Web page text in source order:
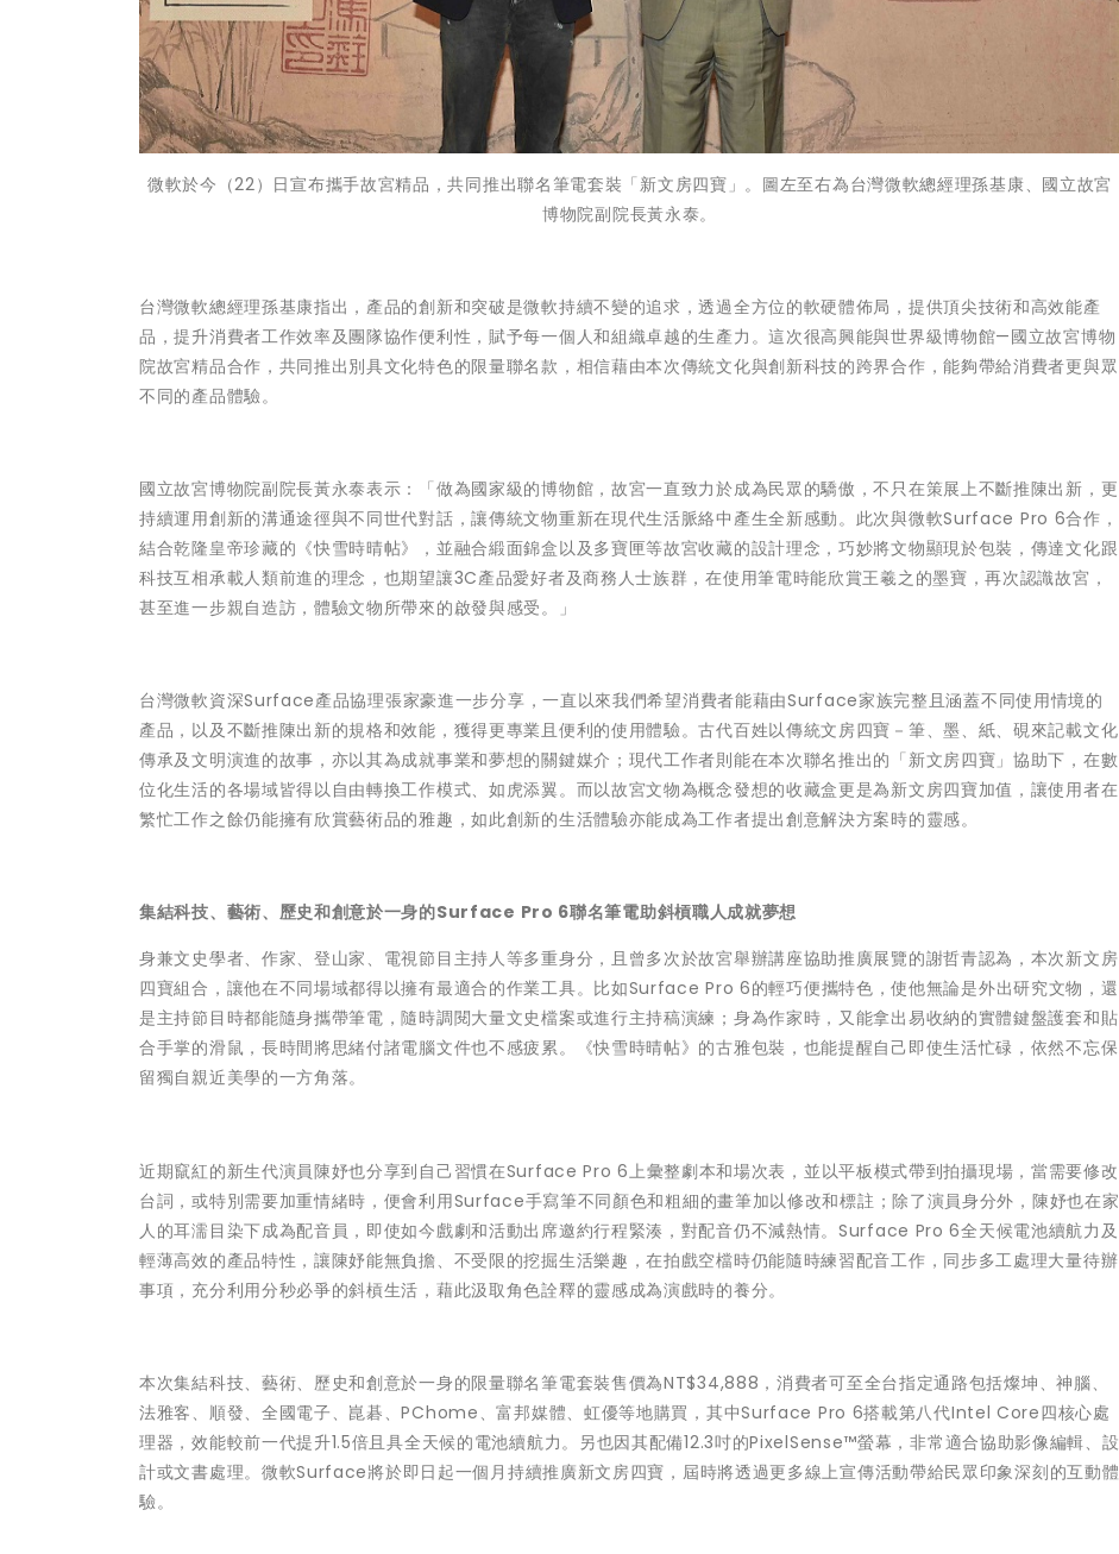
微軟於今（22）日宣布攜手故宮精品，共同推出聯名筆電套裝「新文房四寶」。圖左至右為台灣微軟總經理孫基康、國立故宮
博物院副院長黃永泰。
台灣微軟總經理孫基康指出，產品的創新和突破是微軟持續不變的追求，透過全方位的軟硬體佈局，提供頂尖技術和高效能產
品，提升消費者工作效率及團隊協作便利性，賦予每一個人和組織卓越的生產力。這次很高興能與世界級博物館—國立故宮博物
院故宮精品合作，共同推出別具文化特色的限量聯名款，相信藉由本次傳統文化與創新科技的跨界合作，能夠帶給消費者更與眾
不同的產品體驗。
國立故宮博物院副院長黃永泰表示：「做為國家級的博物館，故宮一直致力於成為民眾的驕傲，不只在策展上不斷推陳出新，更
持續運用創新的溝通途徑與不同世代對話，讓傳統文物重新在現代生活脈絡中產生全新感動。此次與微軟Surface Pro 6合作，
結合乾隆皇帝珍藏的《快雪時晴帖》，並融合緞面錦盒以及多寶匣等故宮收藏的設計理念，巧妙將文物顯現於包裝，傳達文化跟
科技互相承載人類前進的理念，也期望讓3C產品愛好者及商務人士族群，在使用筆電時能欣賞王羲之的墨寶，再次認識故宮，
甚至進一步親自造訪，體驗文物所帶來的啟發與感受。」
台灣微軟資深Surface產品協理張家豪進一步分享，一直以來我們希望消費者能藉由Surface家族完整且涵蓋不同使用情境的
產品，以及不斷推陳出新的規格和效能，獲得更專業且便利的使用體驗。古代百姓以傳統文房四寶－筆、墨、紙、硯來記載文化
傳承及文明演進的故事，亦以其為成就事業和夢想的關鍵媒介；現代工作者則能在本次聯名推出的「新文房四寶」協助下，在數
位化生活的各場域皆得以自由轉換工作模式、如虎添翼。而以故宮文物為概念發想的收藏盒更是為新文房四寶加值，讓使用者在
繁忙工作之餘仍能擁有欣賞藝術品的雅趣，如此創新的生活體驗亦能成為工作者提出創意解決方案時的靈感。
集結科技、藝術、歷史和創意於一身的Surface Pro 6聯名筆電助斜槓職人成就夢想
身兼文史學者、作家、登山家、電視節目主持人等多重身分，且曾多次於故宮舉辦講座協助推廣展覽的謝哲青認為，本次新文房
四寶組合，讓他在不同場域都得以擁有最適合的作業工具。比如Surface Pro 6的輕巧便攜特色，使他無論是外出研究文物，還
是主持節目時都能隨身攜帶筆電，隨時調閱大量文史檔案或進行主持稿演練；身為作家時，又能拿出易收納的實體鍵盤護套和貼
合手掌的滑鼠，長時間將思緒付諸電腦文件也不感疲累。《快雪時晴帖》的古雅包裝，也能提醒自己即使生活忙碌，依然不忘保
留獨自親近美學的一方角落。
近期竄紅的新生代演員陳妤也分享到自己習慣在Surface Pro 6上彙整劇本和場次表，並以平板模式帶到拍攝現場，當需要修改
台詞，或特別需要加重情緒時，便會利用Surface手寫筆不同顏色和粗細的畫筆加以修改和標註；除了演員身分外，陳妤也在家
人的耳濡目染下成為配音員，即使如今戲劇和活動出席邀約行程緊湊，對配音仍不減熱情。Surface Pro 6全天候電池續航力及
輕薄高效的產品特性，讓陳妤能無負擔、不受限的挖掘生活樂趣，在拍戲空檔時仍能隨時練習配音工作，同步多工處理大量待辦
事項，充分利用分秒必爭的斜槓生活，藉此汲取角色詮釋的靈感成為演戲時的養分。
本次集結科技、藝術、歷史和創意於一身的限量聯名筆電套裝售價為NT$34,888，消費者可至全台指定通路包括燦坤、神腦、
法雅客、順發、全國電子、崑碁、PChome、富邦媒體、虹優等地購買，其中Surface Pro 6搭載第八代Intel Core四核心處
理器，效能較前一代提升1.5倍且具全天候的電池續航力。另也因其配備12.3吋的PixelSense™螢幕，非常適合協助影像編輯、設
計或文書處理。微軟Surface將於即日起一個月持續推廣新文房四寶，屆時將透過更多線上宣傳活動帶給民眾印象深刻的互動體
驗。